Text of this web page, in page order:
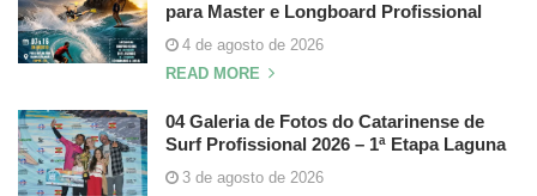
para Master e Longboard Profissional
4 de agosto de 2026
READ MORE
04 Galeria de Fotos do Catarinense de
Surf Profissional 2026 – 1ª Etapa Laguna
3 de agosto de 2026